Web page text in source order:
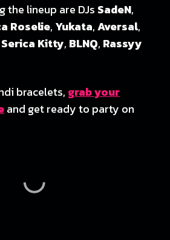
the lineup are DJs SadeN,
Roselie, Yukata,Aversal,
Serica Kitty, BLNQ, Rassyy
bracelets, grab your
and get ready to party on